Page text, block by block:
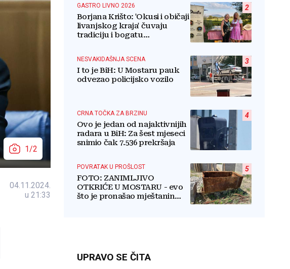
1/2
04.11.2024.
u 21:33
2
GASTRO LIVNO 2026
Borjana Krišto: 'Okusi i običaji
livanjskog kraja' čuvaju
tradiciju i bogatu
3
NESVAKIDAŠNJA SCENA
I to je BiH: U Mostaru pauk
odvezao policijsko vozilo
4
CRNA TOČKA ZA BRZINU
Ovo je jedan od najaktivnijih
radara u BiH: Za šest mjeseci
snimio čak 7.536 prekršaja
5
POVRATAK U PROŠLOST
FOTO: ZANIMLJIVO
OTKRIĆE U MOSTARU - evo
što je pronašao mještanin
UPRAVO SE ČITA